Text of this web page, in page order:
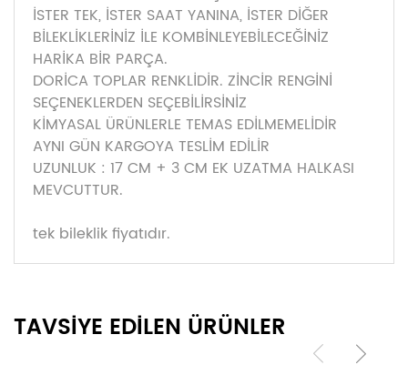
İSTER TEK, İSTER SAAT YANINA, İSTER DİĞER
BİLEKLİKLERİNİZ İLE KOMBİNLEYEBİLECEĞİNİZ
HARİKA BİR PARÇA.
DORİCA TOPLAR RENKLİDİR. ZİNCİR RENGİNİ
SEÇENEKLERDEN SEÇEBİLİRSİNİZ
KİMYASAL ÜRÜNLERLE TEMAS EDİLMEMELİDİR
AYNI GÜN KARGOYA TESLİM EDİLİR
UZUNLUK : 17 CM + 3 CM EK UZATMA HALKASI
MEVCUTTUR.
tek bileklik fiyatıdır.
TAVSİYE EDİLEN ÜRÜNLER